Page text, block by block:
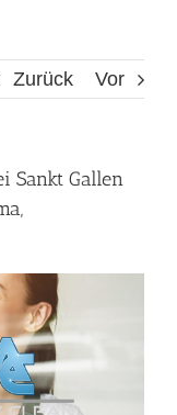
Zurück Vor
Sankt Gallen